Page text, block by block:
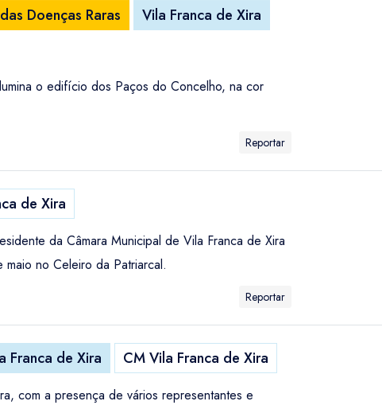
Doenças Raras
Vila Franca de Xira
o edifício dos Paços do Concelho, na cor
Reportar
de Xira
da Câmara Municipal de Vila Franca de Xira
no Celeiro da Patriarcal.
Reportar
Franca de Xira CM Vila Franca de Xira
com a presença de vários representantes e